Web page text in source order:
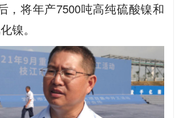
，将年产7500吨高纯硫酸镍和
镍。